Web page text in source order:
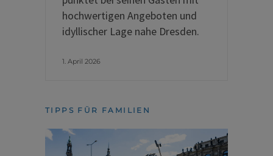
hochwertigen Angeboten und
idyllischer Lage nahe Dresden.
1. April 2026
TIPPS FÜR FAMILIEN